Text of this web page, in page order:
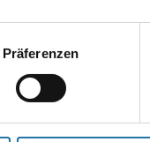
Präferenzen